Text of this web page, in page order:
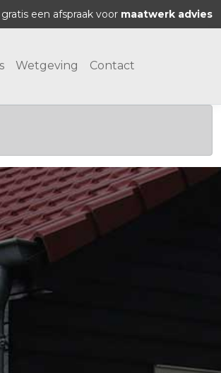
gratis een afspraak voor maatwerk advies
Wetgeving Contact